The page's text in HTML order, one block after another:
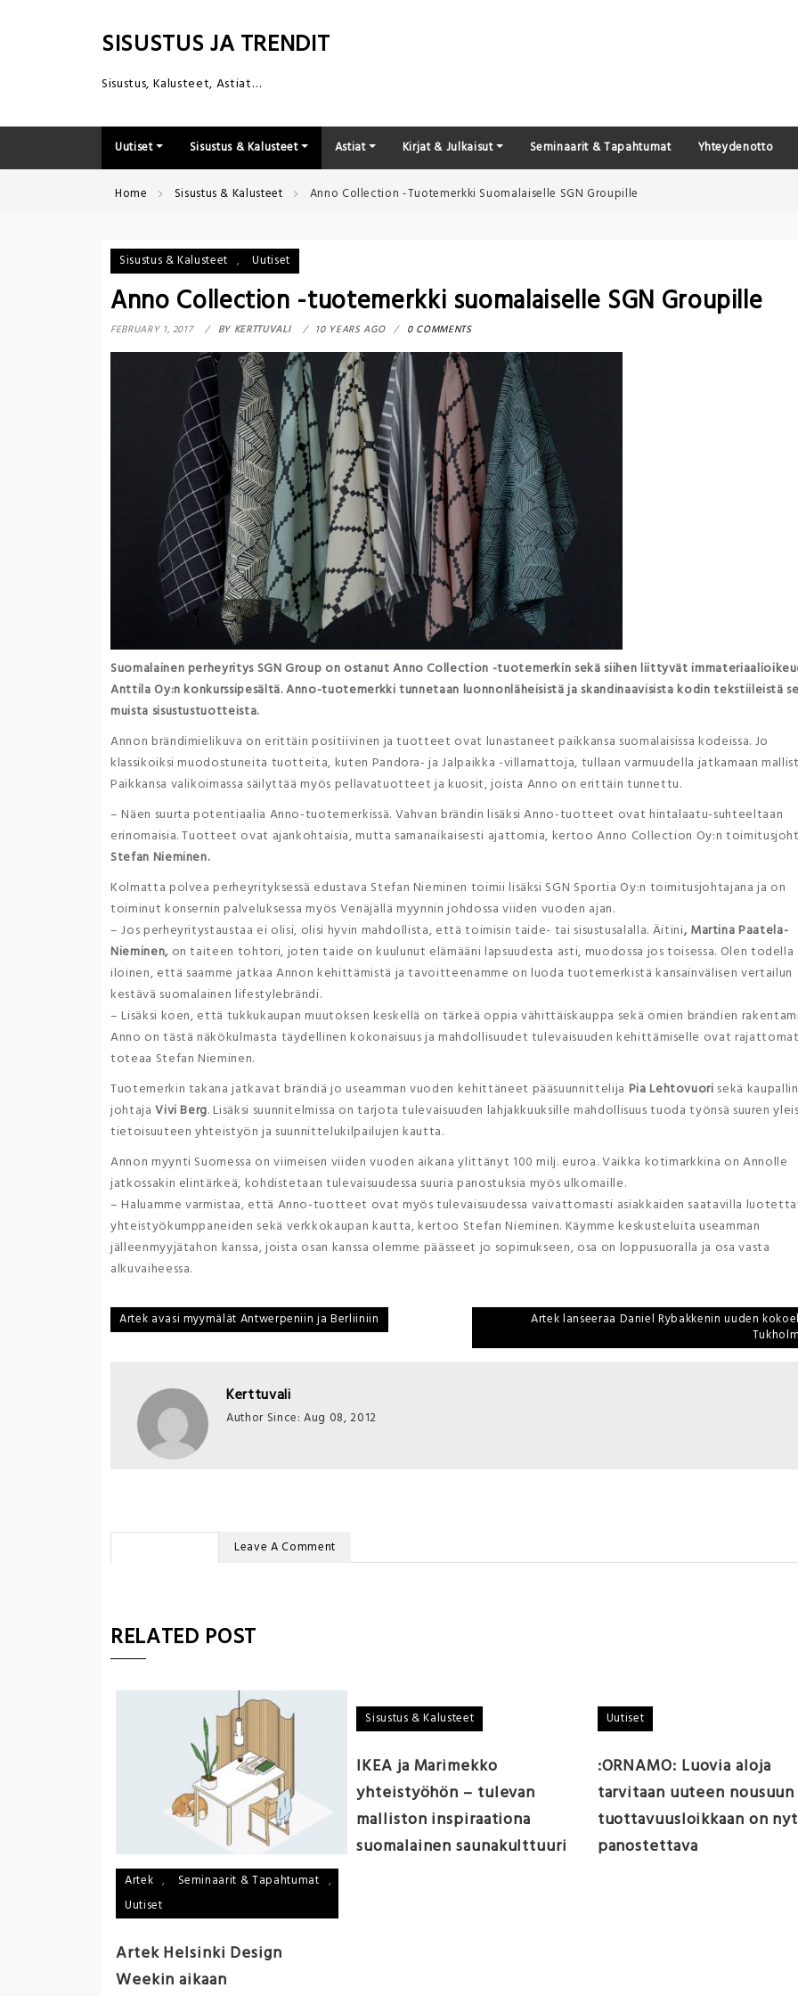
SISUSTUS JA TRENDIT
Sisustus, Kalusteet, Astiat…
Uutiset Sisustus & Kalusteet Astiat Kirjat & Julkaisut Seminaarit & Tapahtumat Yhteydenotto
Home Sisustus & Kalusteet Anno Collection -tuotemerkki Suomalaiselle SGN Groupille
Sisustus & Kalusteet , Uutiset
Anno Collection -tuotemerkki suomalaiselle SGN Groupille
FEBRUARY 1, 2017 BY KERTTUVALI 10 YEARS AGO 0 COMMENTS
Suomalainen perheyritys SGN Group on ostanut Anno Collection -tuotemerkin sekä siihen liittyvät
Anttila Oy:n konkurssipesältä. Anno-tuotemerkki tunnetaan luonnonläheisistä ja skandinaavisista kodin tekstiileistä
muista sisustustuotteista.
Annon brändimielikuva on erittäin positiivinen ja tuotteet ovat lunastaneet paikkansa suomalaisissa kodeissa. Jo
klassikoiksi muodostuneita tuotteita, kuten Pandora- ja Jalpaikka -villamattoja, tullaan varmuudella jatkamaan
Paikkansa valikoimassa säilyttää myös pellavatuotteet ja kuosit, joista Anno on erittäin tunnettu.
– Näen suurta potentiaalia Anno-tuotemerkissä. Vahvan brändin lisäksi Anno-tuotteet ovat hintalaatu-suhteeltaan
erinomaisia. Tuotteet ovat ajankohtaisia, mutta samanaikaisesti ajattomia, kertoo Anno Collection Oy:n
Stefan Nieminen.
Kolmatta polvea perheyrityksessä edustava Stefan Nieminen toimii lisäksi SGN Sportia Oy:n toimitusjohtajana ja on
toiminut konsernin palveluksessa myös Venäjällä myynnin johdossa viiden vuoden ajan.
– Jos perheyritystaustaa ei olisi, olisi hyvin mahdollista, että toimisin taide- tai sisustusalalla. Äitini, Martina Paatela-
Nieminen, on taiteen tohtori, joten taide on kuulunut elämääni lapsuudesta asti, muodossa jos toisessa. Olen todella
iloinen, että saamme jatkaa Annon kehittämistä ja tavoitteenamme on luoda tuotemerkistä kansainvälisen vertailun
kestävä suomalainen lifestylebrändi.
– Lisäksi koen, että tukkukaupan muutoksen keskellä on tärkeä oppia vähittäiskauppa sekä omien brändien
Anno on tästä näkökulmasta täydellinen kokonaisuus ja mahdollisuudet tulevaisuuden kehittämiselle ovat
toteaa Stefan Nieminen.
Tuotemerkin takana jatkavat brändiä jo useamman vuoden kehittäneet pääsuunnittelija Pia Lehtovuori sekä
johtajaVivi Berg. Lisäksi suunnitelmissa on tarjota tulevaisuuden lahjakkuuksille mahdollisuus tuoda työnsä suuren
tietoisuuteen yhteistyön ja suunnittelukilpailujen kautta.
Annon myynti Suomessa on viimeisen viiden vuoden aikana ylittänyt 100 milj. euroa. Vaikka kotimarkkina on Annolle
jatkossakin elintärkeä, kohdistetaan tulevaisuudessa suuria panostuksia myös ulkomaille.
– Haluamme varmistaa, että Anno-tuotteet ovat myös tulevaisuudessa vaivattomasti asiakkaiden saatavilla
yhteistyökumppaneiden sekä verkkokaupan kautta, kertoo Stefan Nieminen. Käymme keskusteluita useamman
jälleenmyyjätahon kanssa, joista osan kanssa olemme päässeet jo sopimukseen, osa on loppusuoralla ja osa vasta
alkuvaiheessa.
Post
Artek avasi myymälät Antwerpeniin ja Berliiniin
Artek lanseeraa Daniel Rybakkenin uuden
Kerttuvali
Author Since: Aug 08, 2012
Leave A Comment
RELATED POST
Artek , Seminaarit & Tapahtumat ,
Uutiset
Artek Helsinki Design
Weekin aikaan
Sisustus & Kalusteet
IKEA ja Marimekko
yhteistyöhön – tulevan
malliston inspiraationa
suomalainen saunakulttuuri
Uutiset
:ORNAMO: Luovia aloja
tarvitaan uuteen
tuottavuusloikkaan on nyt
panostettava